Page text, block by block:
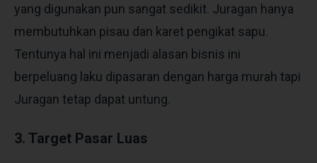
yang digunakan pun sangat sedikit. Juragan hanya
membutuhkan pisau dan karet pengikat sapu.
Tentunya hal ini menjadi alasan bisnis ini
berpeluang laku dipasaran dengan harga murah tapi
Juragan tetap dapat untung.
3. Target Pasar Luas